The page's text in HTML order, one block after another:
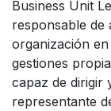
Business Unit
responsable de
organización
gestiones
capaz de dirigir
representante